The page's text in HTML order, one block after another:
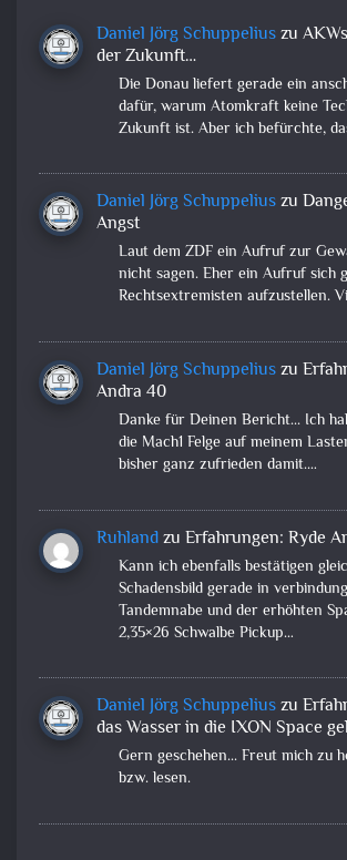
Daniel Jörg Schuppeliuszu
der Zukunft…
Die Donau liefert gerade ein
dafür, warum Atomkraft keine
Zukunft ist. Aber ich befürchte,
Daniel Jörg Schuppeliuszu
Angst
Laut dem ZDF ein Aufruf zur
nicht sagen. Eher ein Aufruf sich
Rechtsextremisten aufzustellen.
Daniel Jörg Schuppeliuszu
Andra 40
Danke für Deinen Bericht... Ich
die Mach1 Felge auf meinem
bisher ganz zufrieden damit.…
Ruhlandzu Erfahrungen: Ryde
Kann ich ebenfalls bestätigen
Schadensbild gerade in
Tandemnabe und der erhöhten
2,35×26 Schwalbe Pickup…
Daniel Jörg Schuppeliuszu
das Wasser in die IXON Space
Gern geschehen... Freut mich zu
bzw. lesen.